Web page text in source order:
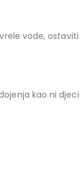
vode,
kao ni djeci